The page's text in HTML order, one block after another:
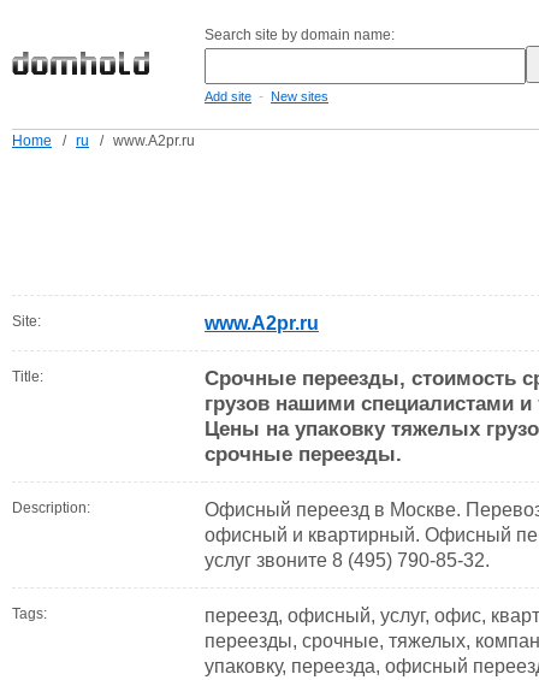
Search site by domain name:
Add site - New sites
Home / ru / www.A2pr.ru
Site: www.A2pr.ru
Title:
Срочные переезды, стоимость
грузов нашими специалистами и
Цены на упаковку тяжелых
срочные переезды.
Description:
Офисный переезд в Москве.
офисный и квартирный. Офисный
услуг звоните 8 (495) 790-85-32.
Tags:
переезд, офисный, услуг, офис,
переезды, срочные, тяжелых,
упаковку, переезда, офисный